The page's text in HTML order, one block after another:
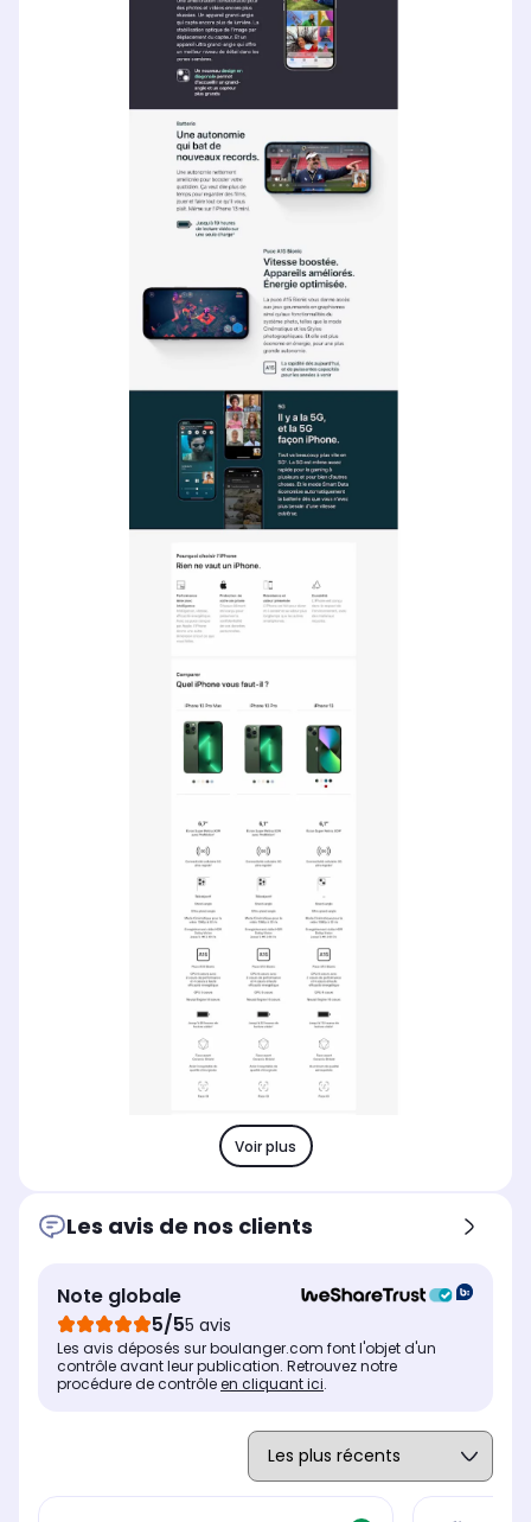
Voir plus
Les avis de nos clients
Note globale
5/55 avis
Les avis déposés sur boulanger.com font l'objet d'un
contrôle avant leur publication. Retrouvez notre
procédure de contrôleen cliquant ici.